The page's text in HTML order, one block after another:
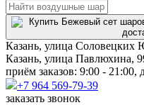
Казань, улица Соловецких
Казань, улица Павлюхина,
приём заказов: 9:00 - 21:00,
+7 964 569-79-39
заказать звонок